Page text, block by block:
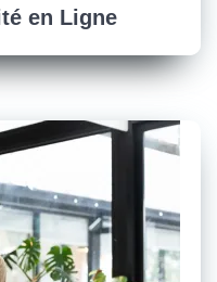
en Ligne